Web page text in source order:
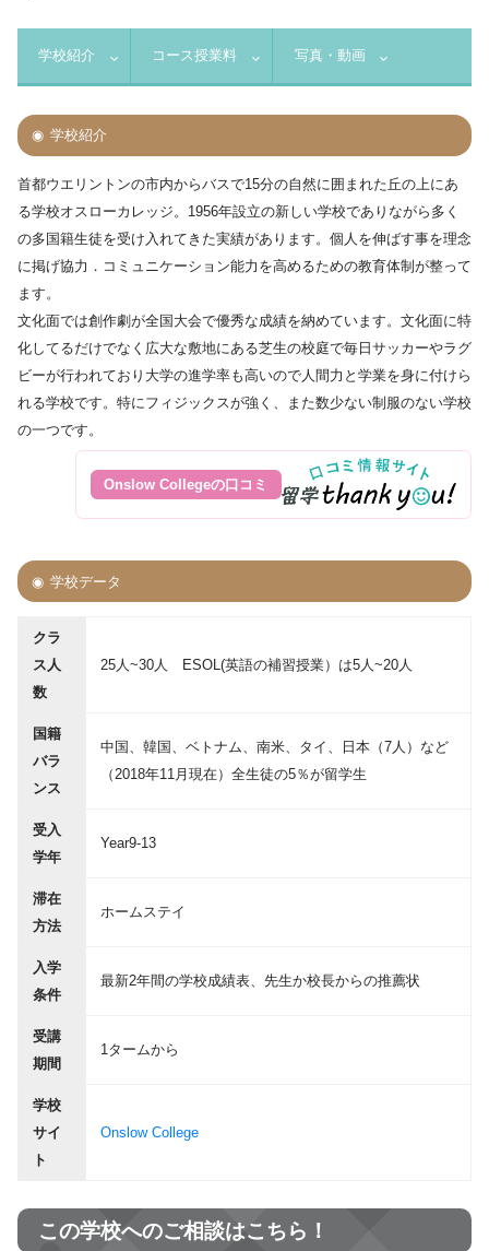
学校紹介 コース授業料 写真・動画
学校紹介
首都ウエリントンの市内からバスで15分の自然に囲まれた丘の上にあ
る学校オスローカレッジ。1956年設立の新しい学校でありながら多く
の多国籍生徒を受け入れてきた実績があります。個人を伸ばす事を理念
に掲げ協力．コミュニケーション能力を高めるための教育体制が整って
ます。
文化面では創作劇が全国大会で優秀な成績を納めています。文化面に特
化してるだけでなく広大な敷地にある芝生の校庭で毎日サッカーやラグ
ビーが行われており大学の進学率も高いので人間力と学業を身に付けら
れる学校です。特にフィジックスが強く、また数少ない制服のない学校
の一つです。
Onslow Collegeの口コミ
学校データ
クラ
ス人
数
25人~30人 ESOL(英語の補習授業）は5人~20人
国籍
バラ
ンス
中国、韓国、ベトナム、南米、タイ、日本（7人）など
（2018年11月現在）全生徒の5％が留学生
受入
学年
Year9-13
滞在
方法
ホームステイ
入学
条件
最新2年間の学校成績表、先生か校長からの推薦状
受講
期間
1タームから
学校
サイ
ト
Onslow College
この学校へのご相談はこちら！